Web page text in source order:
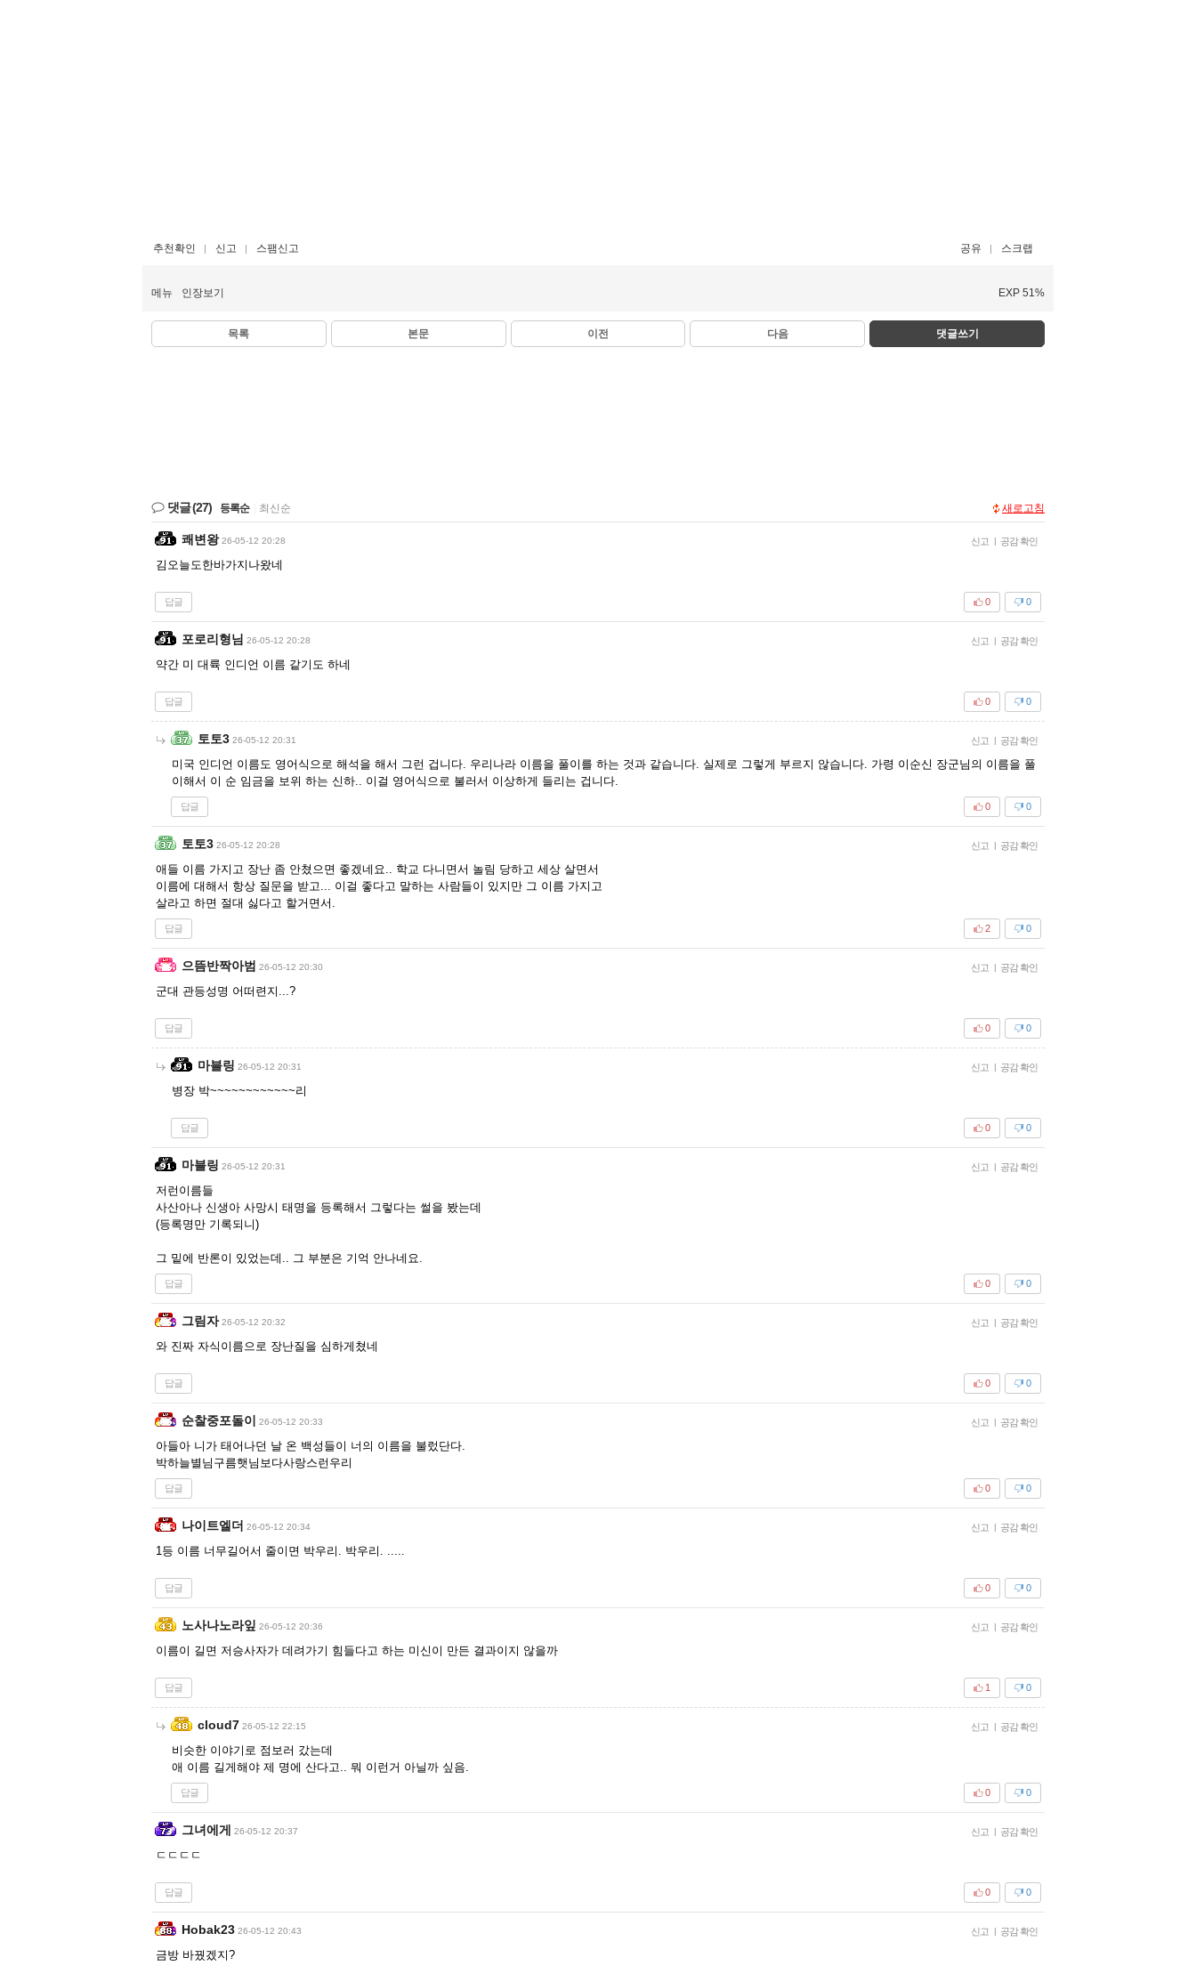
추천확인 신고 스팸신고 공유 스크랩
메뉴 인장보기 EXP 51%
목록 본문 이전 다음 댓글쓰기
댓글(27) 등록순 최신순 새로고침
쾌변왕 26-05-12 20:28 신고 | 공감 확인
김오늘도한바가지나왔네
답글 0
0
포로리형님 26-05-12 20:28 신고 | 공감 확인
약간 미 대륙 인디언 이름 같기도 하네
답글 0
0
토토3 26-05-12 20:31 신고 | 공감 확인
미국 인디언 이름도 영어식으로 해석을 해서 그런 겁니다. 우리나라 이름을 풀이를 하는 것과 같습니다. 실제로 그렇게 부르지 않습니다. 가령 이순신 장군님의 이름을 풀
이해서 이 순 임금을 보위 하는 신하.. 이걸 영어식으로 불러서 이상하게 들리는 겁니다.
답글 0
0
토토3 26-05-12 20:28 신고 | 공감 확인
애들 이름 가지고 장난 좀 안쳤으면 좋겠네요.. 학교 다니면서 놀림 당하고 세상 살면서
이름에 대해서 항상 질문을 받고... 이걸 좋다고 말하는 사람들이 있지만 그 이름 가지고
살라고 하면 절대 싫다고 할거면서.
답글 0
2
으뜸반짝아범 26-05-12 20:30 신고 | 공감 확인
군대 관등성명 어떠련지...?
답글 0
0
마블링 26-05-12 20:31 신고 | 공감 확인
병장 박~~~~~~~~~~~~리
답글 0
0
마블링 26-05-12 20:31 신고 | 공감 확인
저런이름들
사산아나 신생아 사망시 태명을 등록해서 그렇다는 썰을 봤는데
(등록명만 기록되니)
그 밑에 반론이 있었는데.. 그 부분은 기억 안나네요.
답글 0
0
그림자 26-05-12 20:32 신고 | 공감 확인
와 진짜 자식이름으로 장난질을 심하게쳤네
답글 0
0
순찰중포돌이 26-05-12 20:33 신고 | 공감 확인
아들아 니가 태어나던 날 온 백성들이 너의 이름을 불렀단다.
박하늘별님구름햇님보다사랑스런우리
답글 0
0
나이트엘더 26-05-12 20:34 신고 | 공감 확인
1등 이름 너무길어서 줄이면 박우리. 박우리. .....
답글 0
0
노사나노라잎 26-05-12 20:36 신고 | 공감 확인
이름이 길면 저승사자가 데려가기 힘들다고 하는 미신이 만든 결과이지 않을까
답글 0
1
cloud7 26-05-12 22:15 신고 | 공감 확인
비슷한 이야기로 점보러 갔는데
애 이름 길게해야 제 명에 산다고.. 뭐 이런거 아닐까 싶음.
답글 0
0
그녀에게 26-05-12 20:37 신고 | 공감 확인
ㄷㄷㄷㄷ
답글 0
0
Hobak23 26-05-12 20:43 신고 | 공감 확인
금방 바꿨겠지?